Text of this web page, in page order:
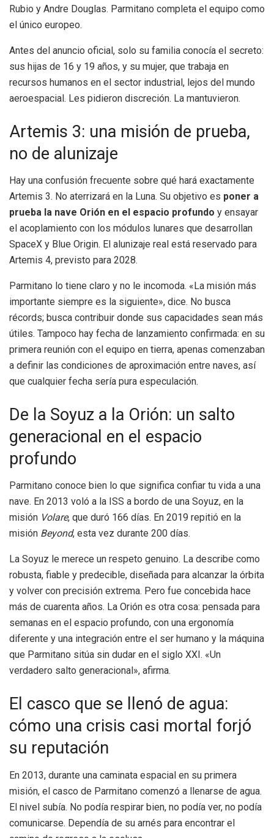
Rubio y Andre Douglas. Parmitano completa el equipo como
el único europeo.
Antes del anuncio oficial, solo su familia conocía el secreto:
sus hijas de 16 y 19 años, y su mujer, que trabaja en
recursos humanos en el sector industrial, lejos del mundo
aeroespacial. Les pidieron discreción. La mantuvieron.
Artemis 3: una misión de prueba,
no de alunizaje
Hay una confusión frecuente sobre qué hará exactamente
Artemis 3. No aterrizará en la Luna. Su objetivo es poner a
prueba la nave Orión en el espacio profundo y ensayar
el acoplamiento con los módulos lunares que desarrollan
SpaceX y Blue Origin. El alunizaje real está reservado para
Artemis 4, previsto para 2028.
Parmitano lo tiene claro y no le incomoda. «La misión más
importante siempre es la siguiente», dice. No busca
récords; busca contribuir donde sus capacidades sean más
útiles. Tampoco hay fecha de lanzamiento confirmada: en su
primera reunión con el equipo en tierra, apenas comenzaban
a definir las condiciones de aproximación entre naves, así
que cualquier fecha sería pura especulación.
De la Soyuz a la Orión: un salto
generacional en el espacio
profundo
Parmitano conoce bien lo que significa confiar tu vida a una
nave. En 2013 voló a la ISS a bordo de una Soyuz, en la
misión Volare, que duró 166 días. En 2019 repitió en la
misión Beyond, esta vez durante 200 días.
La Soyuz le merece un respeto genuino. La describe como
robusta, fiable y predecible, diseñada para alcanzar la órbita
y volver con precisión extrema. Pero fue concebida hace
más de cuarenta años. La Orión es otra cosa: pensada para
semanas en el espacio profundo, con una ergonomía
diferente y una integración entre el ser humano y la máquina
que Parmitano sitúa sin dudar en el siglo XXI. «Un
verdadero salto generacional», afirma.
El casco que se llenó de agua:
cómo una crisis casi mortal forjó
su reputación
En 2013, durante una caminata espacial en su primera
misión, el casco de Parmitano comenzó a llenarse de agua.
El nivel subía. No podía respirar bien, no podía ver, no podía
comunicarse. Dependía de su arnés para encontrar el